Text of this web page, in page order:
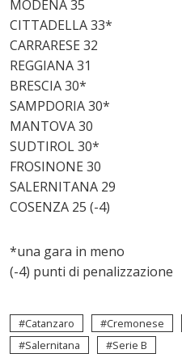
MODENA 35
CITTADELLA 33*
CARRARESE 32
REGGIANA 31
BRESCIA 30*
SAMPDORIA 30*
MANTOVA 30
SUDTIROL 30*
FROSINONE 30
SALERNITANA 29
COSENZA 25 (-4)
*una gara in meno
(-4) punti di penalizzazione
Catanzaro Cremonese
Salernitana
Serie B